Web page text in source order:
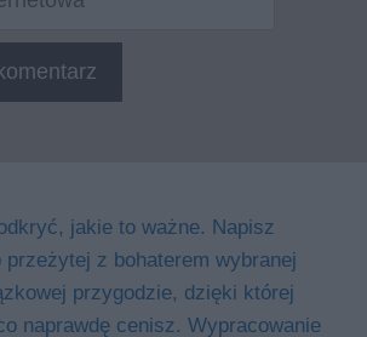
jakie to ważne. Napisz
przeżytej z bohaterem wybranej
przygodzie, dzięki której
naprawdę cenisz. Wypracowanie